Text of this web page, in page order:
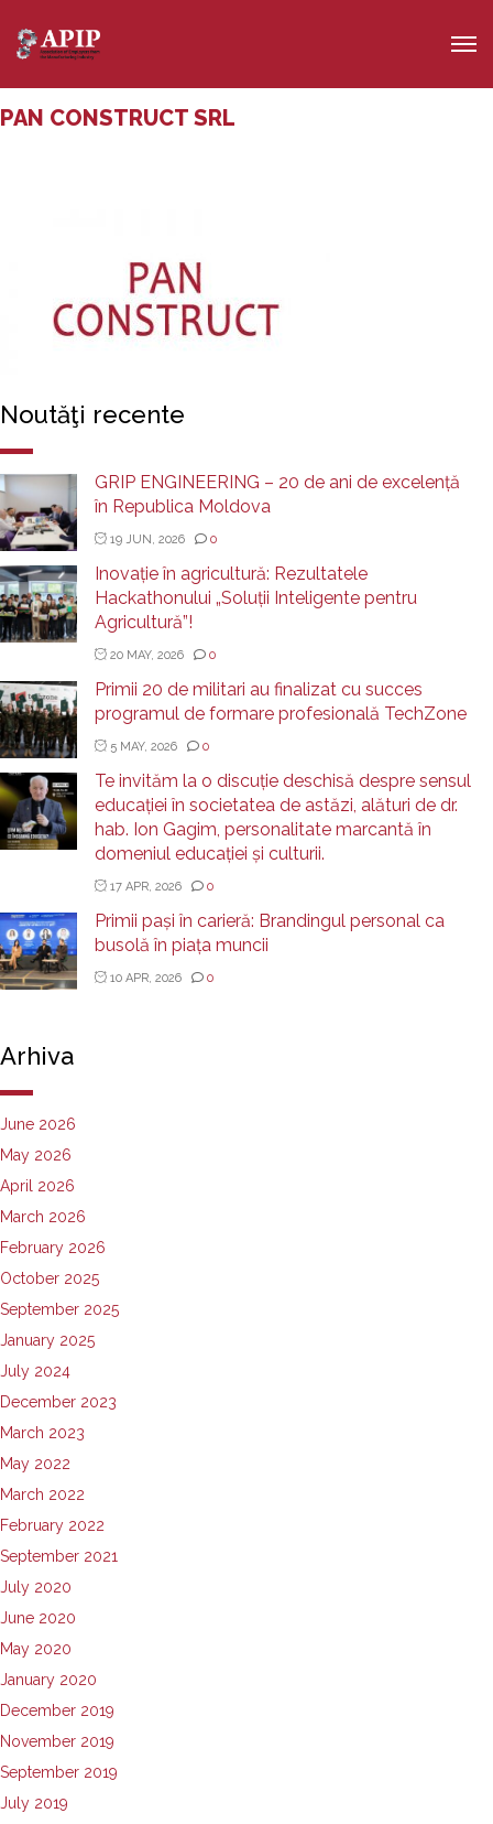
PAN CONSTRUCT SRL
Noutăţi recente
GRIP ENGINEERING – 20 de ani de excelență
în Republica Moldova
19 JUN, 2026 0
Inovație în agricultură: Rezultatele
Hackathonului „Soluții Inteligente pentru
Agricultură”!
20 MAY, 2026 0
Primii 20 de militari au finalizat cu succes
programul de formare profesională TechZone
5 MAY, 2026 0
Te invităm la o discuție deschisă despre sensul
educației în societatea de astăzi, alături de dr.
hab. Ion Gagim, personalitate marcantă în
domeniul educației și culturii.
17 APR, 2026 0
Primii pași în carieră: Brandingul personal ca
busolă în piața muncii
10 APR, 2026 0
Arhiva
June 2026
May 2026
April 2026
March 2026
February 2026
October 2025
September 2025
January 2025
July 2024
December 2023
March 2023
May 2022
March 2022
February 2022
September 2021
July 2020
June 2020
May 2020
January 2020
December 2019
November 2019
September 2019
July 2019